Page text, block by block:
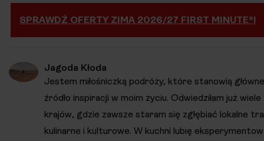
SPRAWDŹ OFERTY ZIMA 2026/27 FIRST MINUTE®!
Jagoda Kłoda
Jestem miłośniczką podróży, które stanowią główne
źródło inspiracji w moim życiu. Odwiedziłam już wiele
krajów, gdzie zawsze staram się zgłębiać lokalne
kulinarne i kulturowe. W kuchni lubię